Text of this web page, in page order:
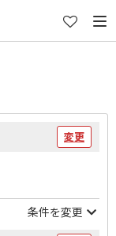
変更
条件を変更